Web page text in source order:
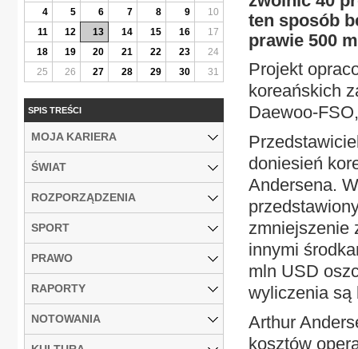
ten sposób
prawie 500
Projekt
koreańskich
Daewoo-
doniesień
Andersena.
zmniejszenie
innymi
mln USD
wyliczenia są
Arthur
kosztów
4
5 6 7 8 9
10
11
12 13 14 15 16
17
18
19 20 21 22 23
24
25
26 27 28 29 30 31
SPIS TREŚCI
MOJA KARIERA
ŚWIAT
ROZPORZĄDZENIA
SPORT
PRAWO
RAPORTY
NOTOWANIA